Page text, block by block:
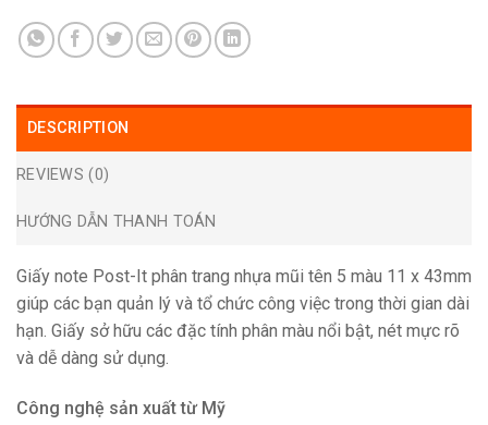
DESCRIPTION
REVIEWS (0)
HƯỚNG DẪN THANH TOÁN
Giấy note Post-It phân trang nhựa mũi tên 5 màu 11 x 43mm
giúp các bạn quản lý và tổ chức công việc trong thời gian dài
hạn. Giấy sở hữu các đặc tính phân màu nổi bật, nét mực rõ
và dễ dàng sử dụng.
Công nghệ sản xuất từ Mỹ